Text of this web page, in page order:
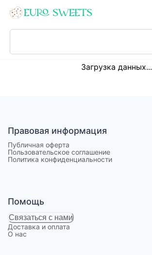
Загрузка данных...
Правовая информация
Публичная оферта
Пользовательское соглашение
Политика конфиденциальности
Помощь
Связаться с нами
Доставка и оплата
О нас